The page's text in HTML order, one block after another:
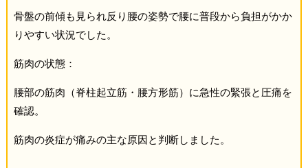
骨盤の前傾も見られ反り腰の姿勢で腰に普段から負担がかか
りやすい状況でした。
筋肉の状態：
腰部の筋肉（脊柱起立筋・腰方形筋）に急性の緊張と圧痛を
確認。
筋肉の炎症が痛みの主な原因と判断しました。